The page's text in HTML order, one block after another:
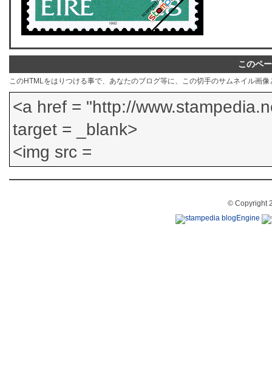
このペ
このHTMLをはりつける事で、あなたのブログ等に、この切手のサムネイル画
© Copyright